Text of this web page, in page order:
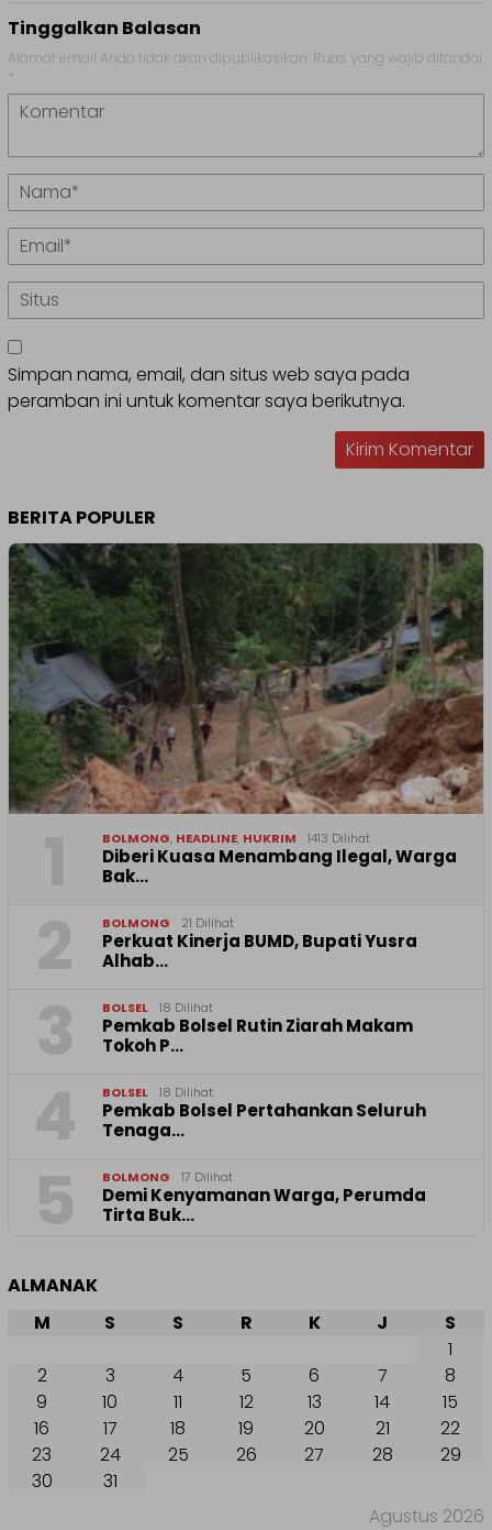
Tinggalkan Balasan
Alamat email Anda tidak akan dipublikasikan. Ruas yang wajib ditandai
*
Simpan nama, email, dan situs web saya pada
peramban ini untuk komentar saya berikutnya.
BERITA POPULER
BOLMONG, HEADLINE, HUKRIM 1413 Dilihat
Diberi Kuasa Menambang Ilegal, Warga
Bak…
BOLMONG 21 Dilihat
Perkuat Kinerja BUMD, Bupati Yusra
Alhab…
BOLSEL 18 Dilihat
Pemkab Bolsel Rutin Ziarah Makam
Tokoh P…
BOLSEL 18 Dilihat
Pemkab Bolsel Pertahankan Seluruh
Tenaga…
BOLMONG 17 Dilihat
Demi Kenyamanan Warga, Perumda
Tirta Buk…
ALMANAK
Agustus 2026
M S S R K J
S
1
2
3 4 5 6 7
8
9
10 11 12 13 14
15
16
17 18 19 20 21
22
23
24 25 26 27 28
29
30
31